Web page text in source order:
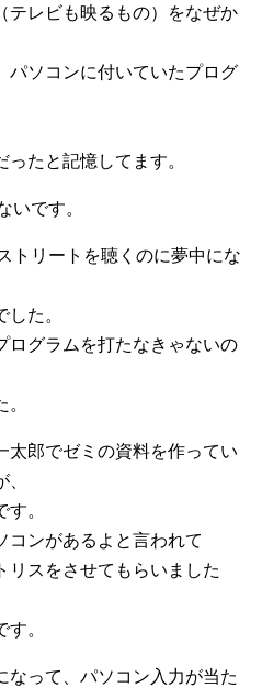
テレビも映るもの）をなぜか
パソコンに付いていたプログ
たと記憶してます。
いです。
トリートを聴くのに夢中にな
た。
ログラムを打たなきゃないの
太郎でゼミの資料を作ってい
。
コンがあるよと言われて
リスをさせてもらいました
。
なって、パソコン入力が当た